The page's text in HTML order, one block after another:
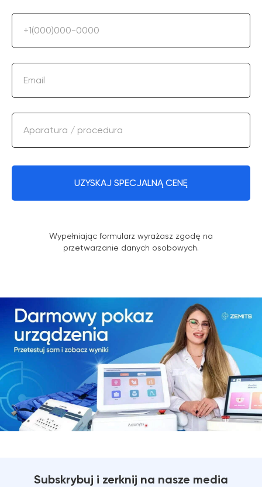
+1(000)000-0000
Email
Aparatura / procedura
UZYSKAJ SPECJALNĄ CENĘ
Wypełniając formularz wyrażasz zgodę na
przetwarzanie danych osobowych.
Subskrybuj i zerknij na nasze media